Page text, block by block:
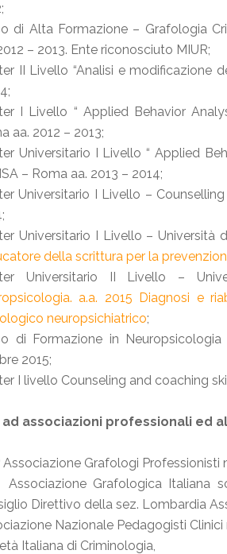
di Alta Formazione – Grafologia
– 2013. Ente riconosciuto MIUR;
II Livello “Analisi e modificazione
I Livello “ Applied Behavior
aa. 2012 – 2013;
Universitario I Livello “ Applied
– Roma aa. 2013 – 2014;
Universitario I Livello –
Universitario I Livello – Università
della scrittura per la
Universitario II Livello –
a.a. 2015 Diagnosi e
neuropsichiatrico;
di Formazione in
2015;
I livello Counseling and coaching
ad associazioni professionali ed
Associazione Grafologi Professionisti
Grafologica Italiana
Direttivo della sez. Lombardia
Nazionale Pedagogisti
Italiana di Criminologia,